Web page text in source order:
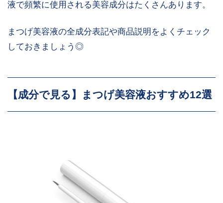
キス
保つ
ビオチノイルトリペプチ
ド−1
毛髪にハリやコシを与え
元、毛包の働きを維持す
る
保湿、抗炎症、シワの抑
ピロリジニルジアミノピ
リミジンオキシド
血行促進作用で毛髪の成
液で頻繁に使用される美容成分はたくさんあります。
まつげ美容液の全成分表記や商品説明をよくチェック
しておきましょう◎
【成分で見る】まつげ美容液おすすめ12選